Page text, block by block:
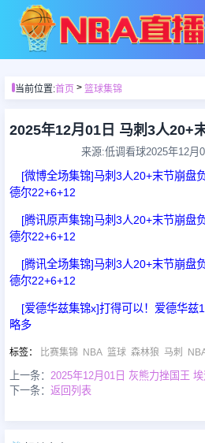
首页
足球直播
篮球直播
足球录像
篮球录像
足球集锦
篮球集锦
足球新闻
当前位置:首页> 篮球集锦
来源:低调看球2025年12月
[微博全场集锦]马刺3人20+末节崩盘
德尔22+6+12
[腾讯原声集锦]马刺3人20+末节崩盘
德尔22+6+12
[腾讯全场集锦]马刺3人20+末节崩盘
德尔22+6+12
[爱德华兹集锦x]打得可以！爱德华兹
略多
标签： 比赛集锦 NBA 篮球 森林狼 马刺
上一条：
下一条： 返回列表